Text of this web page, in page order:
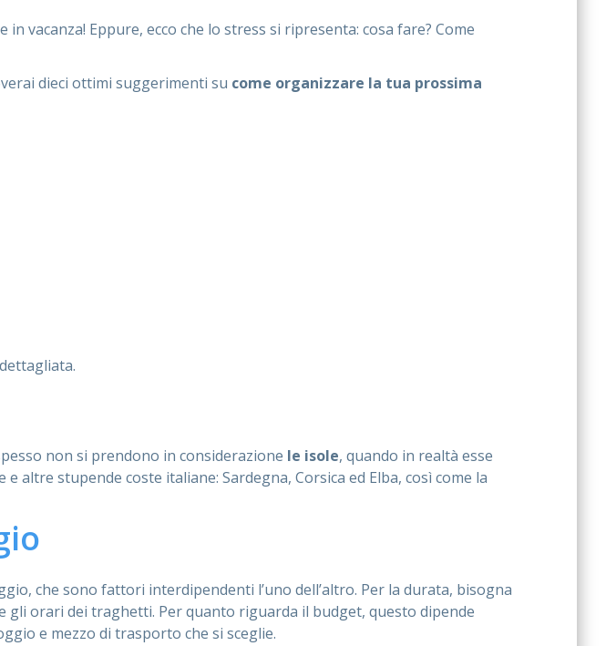
vacanza! Eppure, ecco che lo stress si ripresenta: cosa fare? Come
dieci ottimi suggerimenti su come organizzare la tua prossima
non si prendono in considerazione le isole, quando in realtà esse
altre stupende coste italiane: Sardegna, Corsica ed Elba, così come la
che sono fattori interdipendenti l’uno dell’altro. Per la durata, bisogna
gli orari dei traghetti. Per quanto riguarda il budget, questo dipende
e mezzo di trasporto che si sceglie.